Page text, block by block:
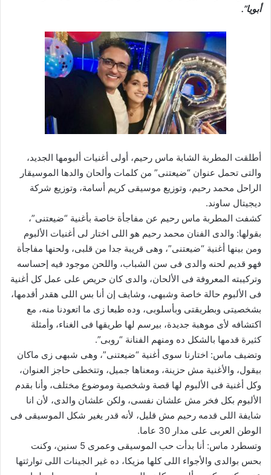
أبويا”.
أطلقت المطربة الشابة ماس رحيم، أولى أغنيات ألبومها الجديد،
والتى تحمل عنوان “ضيعتنى” من كلمات وألحان والدها الموسيقار
الراحل محمد رحيم، وتوزيع موسيقى كريم أسامة، وتوزيع شركة
ديجيتال ساوند.
كشفت المطربة ماس رحيم عن مفاجأة خاصة بأغنية “ضيعتنى”،
بقولها: والدى الفنان محمد رحيم هو اللى اختار لى أغنيات الألبوم
ومن بينها أغنية “ضيعتنى”، وهى قريبة جدا من قلبى، ولحنها مفاجأة
فهو قديم لحنه والدى فى سن الشباب، واللحن موجود فيه إحساسه
وتركيبته المعروفة فى الألحان، والدى كان حريص على عمل كل أغنية
فى الألبوم حالة خاصة وشبهى، وشايف إن أنا بس اللى هقدر أقدمها،
بشخصيتى وبطريقتى وبأسلوبى، وده طبعا زى ما اتعودنا منه، مع
اكتشافه لأى موهبة جديدة، بيرسم لها طريقها فى الغناء، وأمثلة
كثيرة قدمها بالشكل ده ومنهم الفنانة “روبى”.
وتضيف ماس: اختارنا سوى أغنية “ضيعتنى”، وهى شبهى زى ماكان
بيقول، والأغنية مش حزينة، ومعناها جميل، وتتخطى حاجز العنوان،
وكل أغنية فى الألبوم لها قصة وشخصية وموضوع مختلف، وأنا بقدم
الألبوم بكل فخر مش علشان نفسى، ولكن علشان والدى، لأن انا
شايفة اللى قدمه رحيم مش قليل، لأنه قدر يغير شكل الموسيقى فى
الوطن العربى على مدار 30 عاما.
وتسطرد ماس: أنا بدأت حب الموسيقى وعمرى 5 سنين، وكنت
بحس بوالدى والأجواء اللى كلها مزيكا، ده غير الجينات اللى توارثتها